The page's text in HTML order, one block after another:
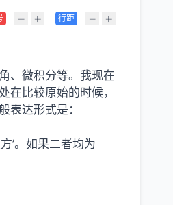
− + 行距 − +
、微积分等。我现在
在比较原始的时候，
表达形式是：
’。如果二者均为